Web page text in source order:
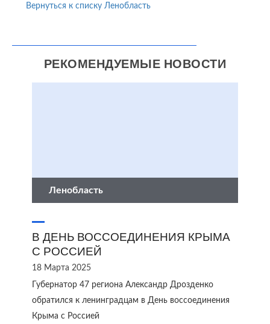
Вернуться к списку Ленобласть
РЕКОМЕНДУЕМЫЕ НОВОСТИ
Ленобласть
В ДЕНЬ ВОССОЕДИНЕНИЯ КРЫМА
С РОССИЕЙ
18 Марта 2025
Губернатор 47 региона Александр Дрозденко
обратился к ленинградцам в День воссоединения
Крыма с Россией